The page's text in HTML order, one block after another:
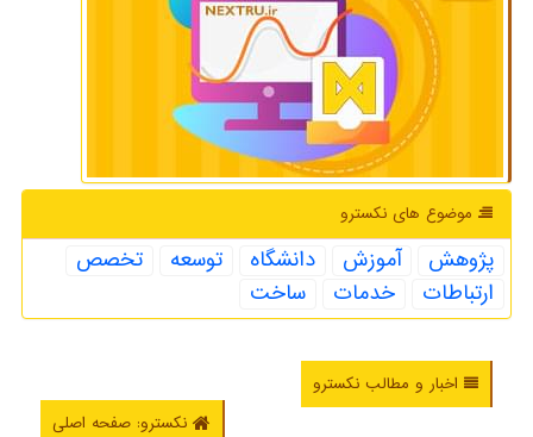
موضوع های نكسترو
پژوهش آموزش دانشگاه توسعه
تخصص
ارتباطات
خدمات ساخت
اخبار و مطالب نکسترو
نکسترو: صفحه اصلی